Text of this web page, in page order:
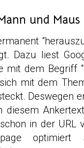
und Maus
Dazu liest
mit dem Begriff
mit dem
Deswegen
diesem
in der